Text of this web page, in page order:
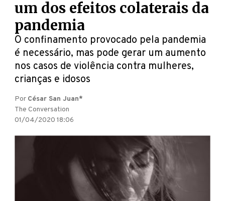
um dos efeitos colaterais da
pandemia
O confinamento provocado pela pandemia
é necessário, mas pode gerar um aumento
nos casos de violência contra mulheres,
crianças e idosos
Por César San Juan*
The Conversation
01/04/2020 18:06